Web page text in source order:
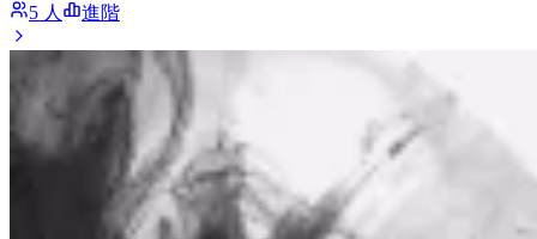
5 人 進階